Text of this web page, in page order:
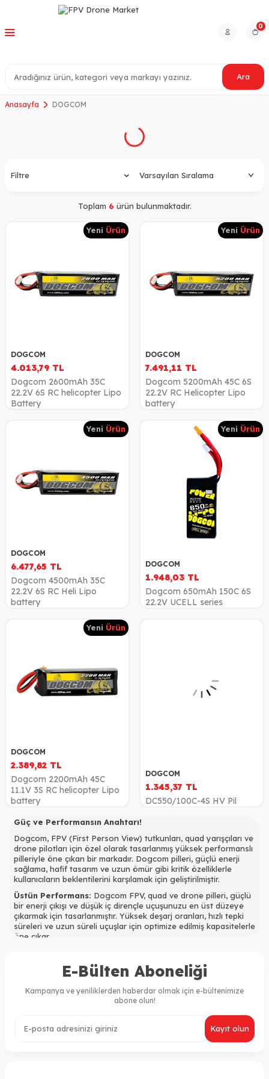
Ara
0
Anasayfa DOGCOM
Filtre
Toplam 6 ürün bulunmaktadır.
Yeni Ürün
DOGCOM
4.013,79 TL
Dogcom 2600mAh 35C
22.2V 6S RC helicopter Lipo
Battery
Yeni Ürün
DOGCOM
7.491,11 TL
Dogcom 5200mAh 45C 6S
22.2V RC Helicopter Lipo
battery
Yeni Ürün
DOGCOM
6.477,65 TL
Dogcom 4500mAh 35C
22.2V 6S RC Heli Lipo
battery
Yeni Ürün
DOGCOM
1.948,03 TL
Dogcom 650mAh 150C 6S
22.2V UCELL series
Yeni Ürün
DOGCOM
2.389,82 TL
Dogcom 2200mAh 45C
11.1V 3S RC helicopter Lipo
battery
DOGCOM
1.345,37 TL
DC550/100C-4S HV Pil
Güç ve Performansın Anahtarı!
Dogcom, FPV (First Person View) tutkunları, quad yarışçıları ve
drone pilotları için özel olarak tasarlanmış yüksek performanslı
pilleriyle öne çıkan bir markadır. Dogcom pilleri, güçlü enerji
sağlama, hafif tasarım ve uzun ömür gibi kritik özelliklerle
kullanıcıların beklentilerini karşılamak için geliştirilmiştir.
Üstün Performans: Dogcom FPV, quad ve drone pilleri, güçlü
bir enerji çıkışı ve düşük iç dirençle uçuşunuzu en üst düzeye
çıkarmak için tasarlanmıştır. Yüksek deşarj oranları, hızlı tepki
süreleri ve uzun süreli uçuşlar için optimize edilmiş kapasitelerle
öne çıkar.
ve dayanıklı yapısıyla dikkat çeker. Bu tasarım, dronunuzun
ağırlığını en aza indirirken dayanıklılığını artırır, böylece daha
çevik ve performans odaklı uçuşlar gerçekleştirebilirsiniz.
Dogcom, farklı FPV uygulamalarına
dronlarına kadar geniş bir kullanım yelpazesi için optimize
edilmiş modellerle pil ihtiyaçlarınıza çözüm sunar.
E-Bülten Aboneliği
Kampanya ve yeniliklerden haberdar olmak için e-bültenimize
abone olun!
Kayıt olun